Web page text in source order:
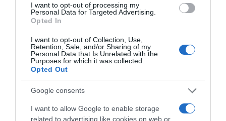
I want to opt-out of processing my
Personal Data for Targeted Advertising.
Opted In
I want to opt-out of Collection, Use,
Retention, Sale, and/or Sharing of my
Personal Data that Is Unrelated with the
Purposes for which it was collected.
Opted Out
Google consents
I want to allow Google to enable storage
related to advertising like cookies on web or